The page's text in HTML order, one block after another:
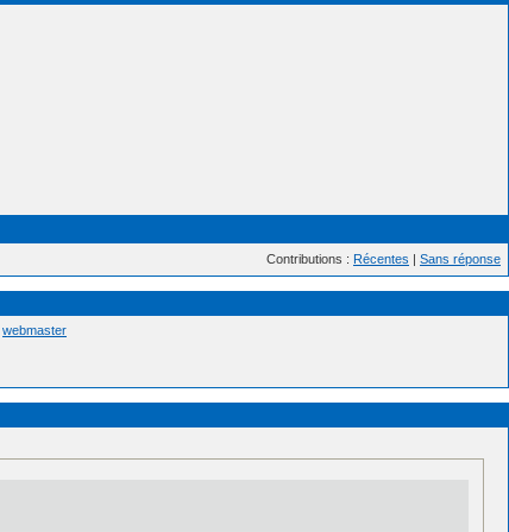
Contributions : Récentes | Sans réponse
webmaster